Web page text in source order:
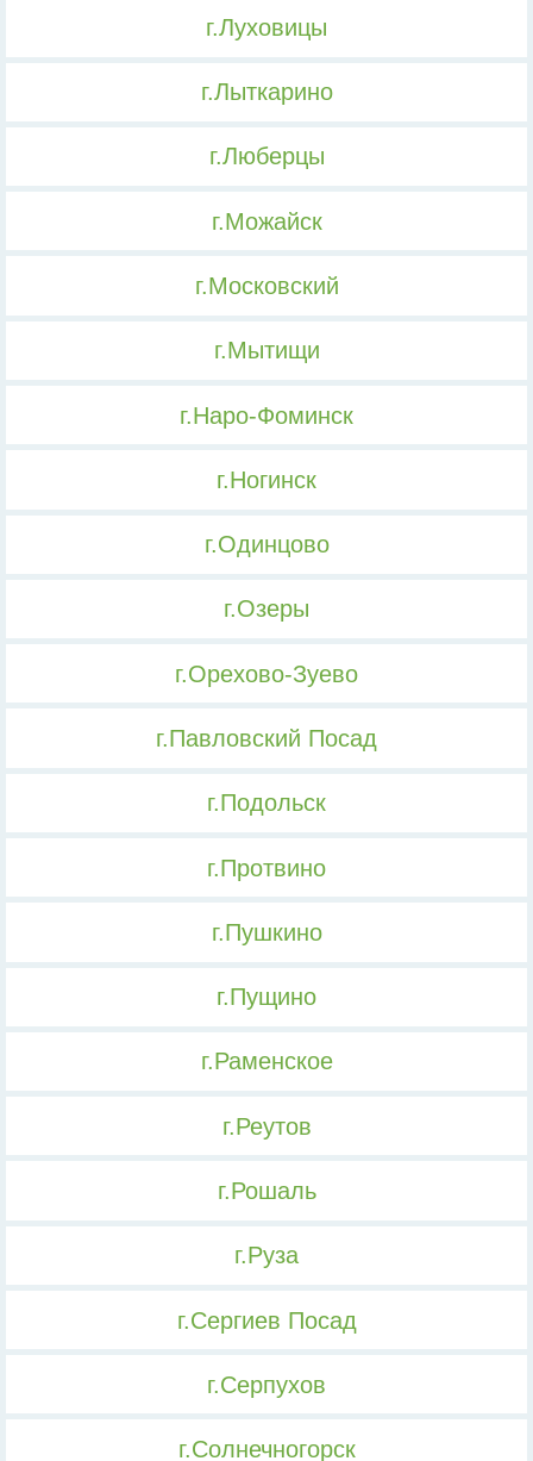
г.Луховицы
г.Лыткарино
г.Люберцы
г.Можайск
г.Московский
г.Мытищи
г.Наро-Фоминск
г.Ногинск
г.Одинцово
г.Озеры
г.Орехово-Зуево
г.Павловский Посад
г.Подольск
г.Протвино
г.Пушкино
г.Пущино
г.Раменское
г.Реутов
г.Рошаль
г.Руза
г.Сергиев Посад
г.Серпухов
г.Солнечногорск